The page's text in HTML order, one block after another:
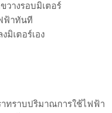
วางรอบมิเตอร์
ฟ้าทันที
เตอร์เอง
าทราบปริมาณการใช้ไฟฟ้า